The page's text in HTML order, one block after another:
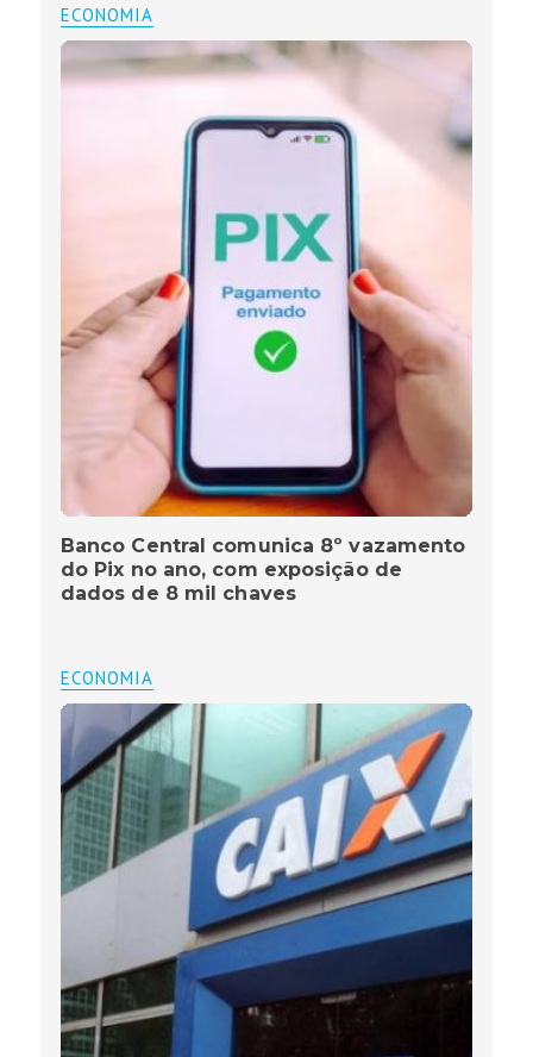
ECONOMIA
Banco Central comunica 8º vazamento
do Pix no ano, com exposição de
dados de 8 mil chaves
ECONOMIA